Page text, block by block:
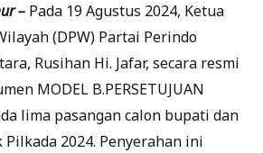
– Pada 19 Agustus 2024, Ketua
(DPW) Partai Perindo
Rusihan Hi. Jafar, secara resmi
MODEL B.PERSETUJUAN
lima pasangan calon bupati dan
2024. Penyerahan ini